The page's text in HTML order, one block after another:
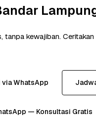
tanpa kewajiban.
via WhatsApp
— Konsultasi Gratis